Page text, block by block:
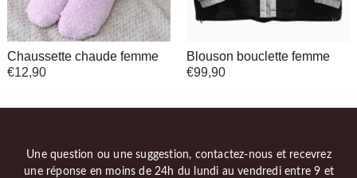
Chaussette chaude femme
€12,90
Blouson bouclette femme
€99,90
Une question ou une suggestion, contactez-nous et recevrez
une réponse en moins de 24h du lundi au vendredi entre 9 et